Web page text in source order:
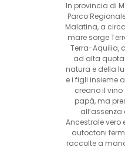
In provincia di
Parco
Malatina, a
mare sorge
Terra-Aquilia,
ad alta quota
natura e della
e i figli insieme
creano il
papà, ma
Ancestrale vero
autoctoni
raccolte a